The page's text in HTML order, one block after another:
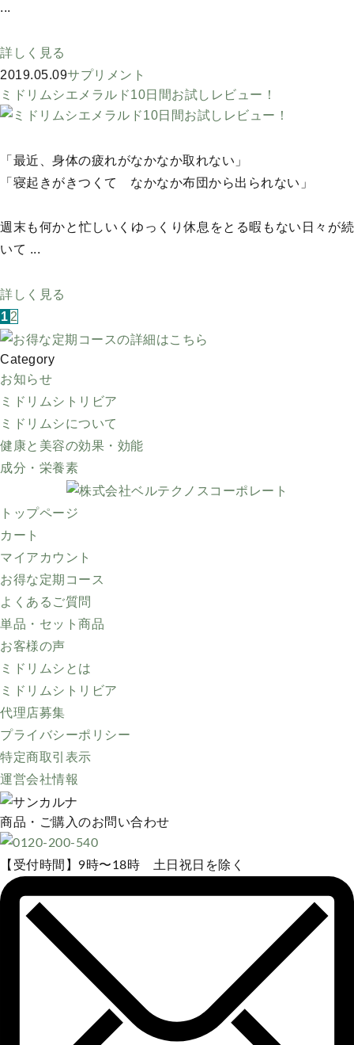
...
詳しく見る
2019.05.09サプリメント
ミドリムシエメラルド10日間お試しレビュー！
「最近、身体の疲れがなかなか取れない」
「寝起きがきつくて なかなか布団から出られない」
週末も何かと忙しいくゆっくり休息をとる暇もない日々が続
いて ...
詳しく見る
1 2
Category
お知らせ
ミドリムシトリビア
ミドリムシについて
健康と美容の効果・効能
成分・栄養素
トップページ
カート
マイアカウント
お得な定期コース
よくあるご質問
単品・セット商品
お客様の声
ミドリムシとは
ミドリムシトリビア
代理店募集
プライバシーポリシー
特定商取引表示
運営会社情報
商品・ご購入のお問い合わせ
【受付時間】9時〜18時 土日祝日を除く